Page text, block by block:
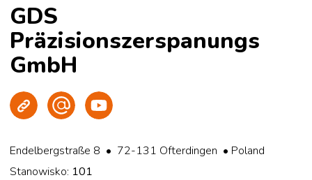
GDS
Präzisionszerspanungs
GmbH
Strona WWW
Wyślij e-mail
Endelbergstraße 8 • 72-131 Ofterdingen • Poland
Stanowisko: 101